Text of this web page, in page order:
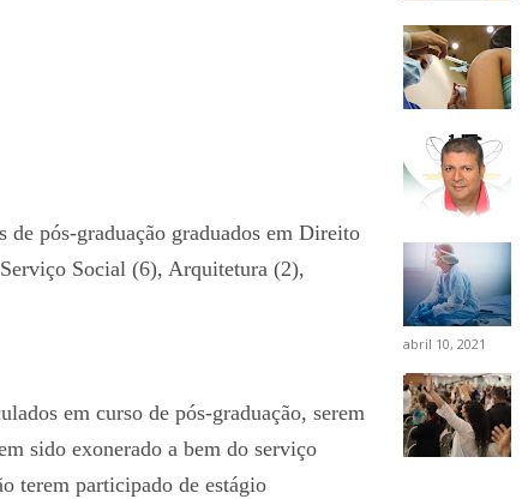
de pós-graduação graduados em Direito
Social (6), Arquitetura (2),
em curso de pós-graduação, serem
sido exonerado a bem do serviço
terem participado de estágio
abril 10, 2021